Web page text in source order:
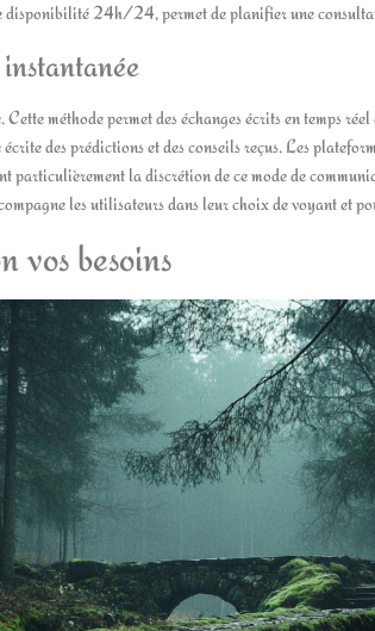
disponibilité 24h/24, permet de planifier une
méthode permet des échanges écrits en temps
des prédictions et des conseils reçus. Les
particulièrement la discrétion de ce mode de
les utilisateurs dans leur choix de voyant et
vos besoins